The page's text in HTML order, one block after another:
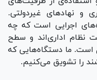
و نهادهای غیردولتی.
اجرایی است که چه
نظام اداری‌اند و سطح
است. ما دستگاه‌هایی که
را تشویق می‌کنیم.